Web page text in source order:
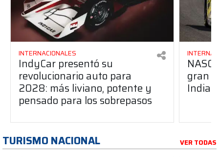
INTERNACIONALES
IndyCar presentó su
revolucionario auto para
2028: más liviano, potente y
pensado para los sobrepasos
gran
TURISMO NACIONAL VER TODAS